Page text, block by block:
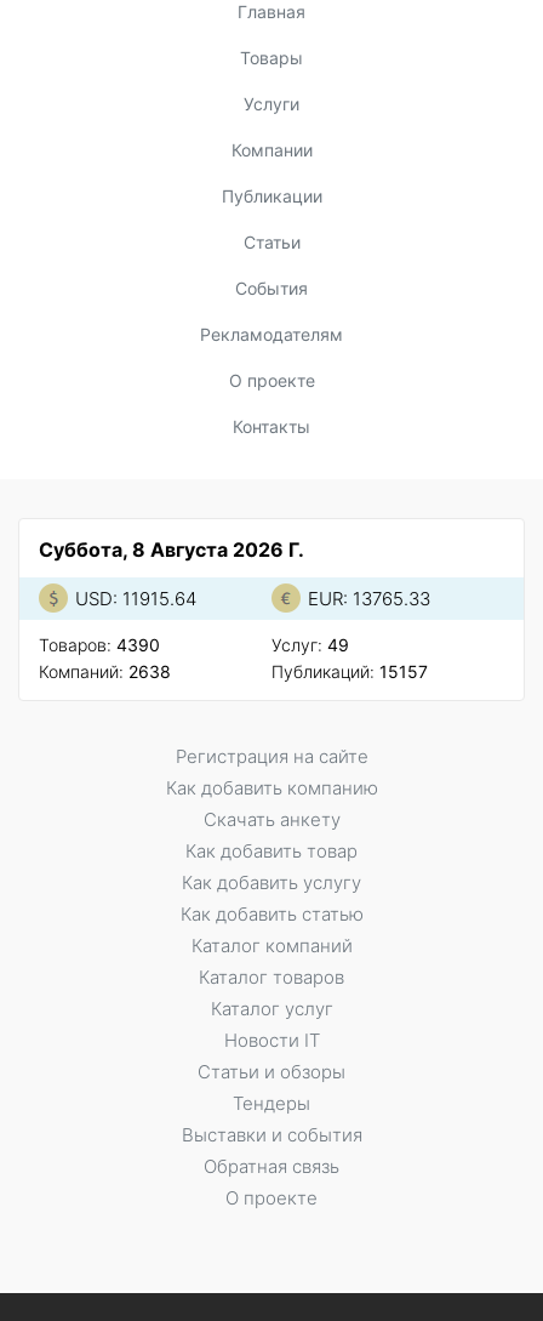
Главная
Товары
Услуги
Компании
Публикации
Статьи
События
Рекламодателям
О проекте
Контакты
Суббота, 8 Августа 2026 Г.
USD: 11915.64 EUR: 13765.33
Товаров: 4390
Компаний: 2638
Услуг: 49
Публикаций: 15157
Регистрация на сайте
Как добавить компанию
Скачать анкету
Как добавить товар
Как добавить услугу
Как добавить статью
Каталог компаний
Каталог товаров
Каталог услуг
Новости IT
Статьи и обзоры
Тендеры
Выставки и события
Обратная связь
О проекте